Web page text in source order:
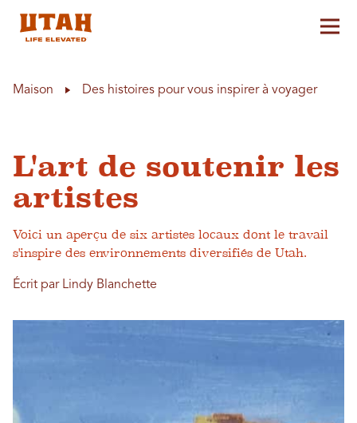
Maison Des histoires pour vous inspirer à voyager
L'art de soutenir les
artistes
Voici un aperçu de six artistes locaux dont le travail
s'inspire des environnements diversifiés de Utah.
Écrit par Lindy Blanchette